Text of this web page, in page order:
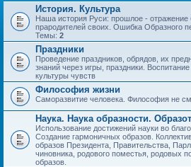
История. Культура
Наша история Руси: прошлое - отражение
прародителей своих. Ошибка Образного
Темы: 2
Праздники
Проведение праздников, обрядов, их
знаний через игры, праздники.
культуры чувств
Философия жизни
Саморазвитие человека. Философия не
Наука. Наука образности.
Использование достижений науки во
Создание гармоничных образов.
образов Президента, Правительства,
чиновника, родового поместья, родовых
образов.